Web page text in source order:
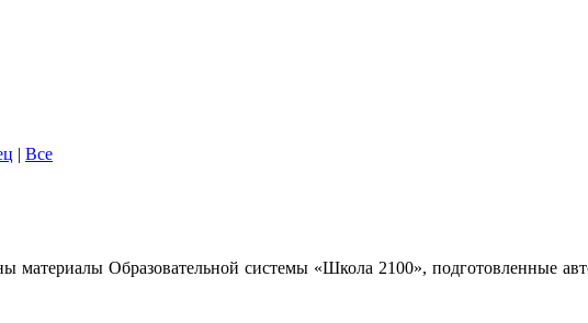
| Все
материалы Образовательной системы «Школа 2100», подготовленные